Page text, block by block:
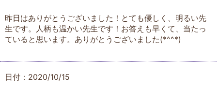
昨日はありがとうございました！とても優しく、明るい先
生です。人柄も温かい先生です！お答えも早くて、当たっ
ていると思います。ありがとうございました(*^^*)
日付：2020/10/15